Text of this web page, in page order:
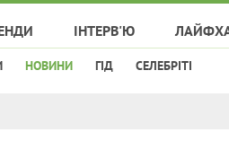
ІНТЕРВ'Ю
НОВИНИ ГІД СЕЛЕБРІТІ